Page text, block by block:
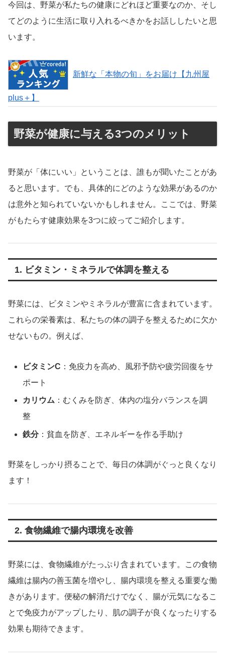
今回は、野菜が私たちの健康にどれほど重要なのか、そし
てどのように生活に取り入れるべきかをお話ししたいと思
います。
新鮮な「本物の旬」をお届け【九州屋
plus＋】
野菜が健康に与える3つのメリット
野菜が「体にいい」ということは、誰もが聞いたことがあ
ると思います。でも、具体的にどのような効果があるのか
は意外と知られていないかもしれません。ここでは、野菜
がもたらす健康効果を3つに絞ってご紹介します。
1. ビタミン・ミネラルで体調を整える
野菜には、ビタミンやミネラルが豊富に含まれています。
これらの栄養素は、私たちの体の調子を整えるために欠か
せないもの。例えば、
ビタミンC ：免疫力を高め、風邪予防や疲労回復をサ
ポート
カリウム ：むくみを防ぎ、体内の塩分バランスを調
整
鉄分：貧血を防ぎ、エネルギーを作る手助け
野菜をしっかり摂ることで、毎日の体調がぐっと良くなり
ます！
2. 食物繊維で腸内環境を改善
野菜には、食物繊維がたっぷり含まれています。この食物
繊維は腸内の善玉菌を増やし、腸内環境を整える重要な働
きがあります。便秘の解消だけでなく、腸が元気になるこ
とで免疫力がアップしたり、肌の調子が良くなったりする
効果も期待できます。